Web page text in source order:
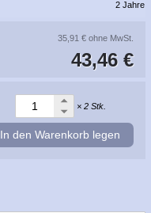
2 Jahre
35,91 € ohne MwSt.
43,46 €
× 2 Stk.
In den Warenkorb legen